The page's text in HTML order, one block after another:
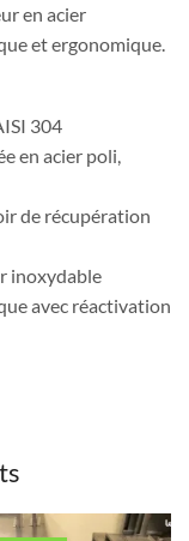
en acier
et ergonomique.
304
en acier poli,
de récupération
inoxydable
avec réactivation